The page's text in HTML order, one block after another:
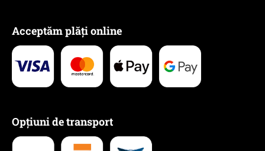
Acceptăm plăți online
Opțiuni de transport